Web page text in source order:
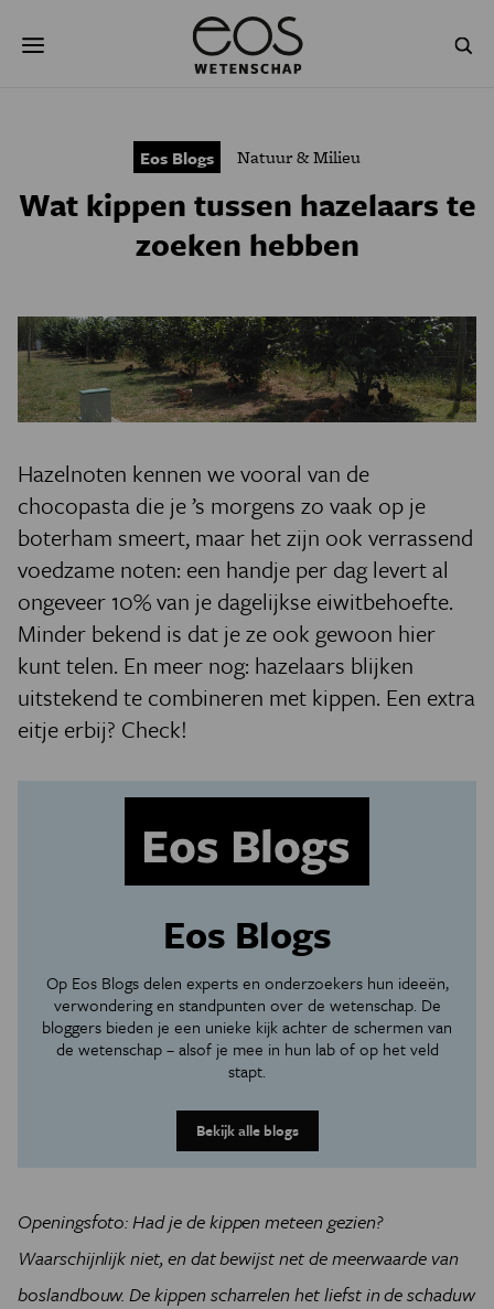
naar
GEZONDHEID
NATUURWETENSCHAPPEN
PODCAST AGENDA
JONGE UITDAGERS
Eos Blogs Natuur & Milieu
Wat kippen tussen hazelaars te
zoeken hebben
Hazelnoten kennen we vooral van de
chocopasta die je ’s morgens zo vaak op je
boterham smeert, maar het zijn ook verrassend
voedzame noten: een handje per dag levert al
ongeveer 10% van je dagelijkse eiwitbehoefte.
Minder bekend is dat je ze ook gewoon hier
kunt telen. En meer nog: hazelaars blijken
uitstekend te combineren met kippen. Een extra
eitje erbij? Check!
Eos Blogs
Op Eos Blogs delen experts en onderzoekers hun ideeën,
verwondering en standpunten over de wetenschap. De
bloggers bieden je een unieke kijk achter de schermen van
de wetenschap – alsof je mee in hun lab of op het veld
stapt.
Bekijk alle blogs
Openingsfoto: Had je de kippen meteen gezien?
Waarschijnlijk niet, en dat bewijst net de meerwaarde van
boslandbouw. De kippen scharrelen het liefst in de schaduw